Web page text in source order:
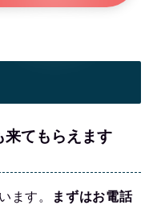
来てもらえます
ます。 まずはお電話